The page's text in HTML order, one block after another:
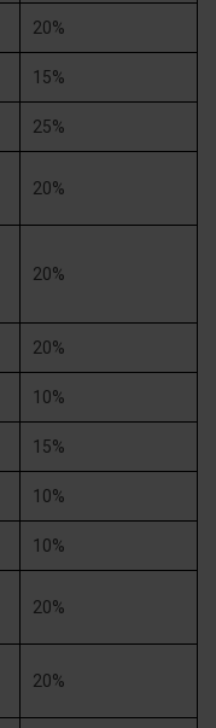
20%
15%
25%
20%
20%
20%
10%
15%
10%
10%
20%
20%